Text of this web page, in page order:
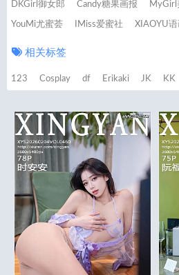
DKGirl御女郎 Candy糖果画报 MyGirl
YouMi尤蜜荟 IMiss爱蜜社 XIAOYU语
相关标签
123 Cosplay df Erikaki JK KK